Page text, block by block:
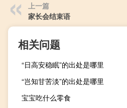
上一篇
家长会结束语
相关问题
“日高安稳眠”的出处是哪里
“岂知甘苦淡”的出处是哪里
宝宝吃什么零食